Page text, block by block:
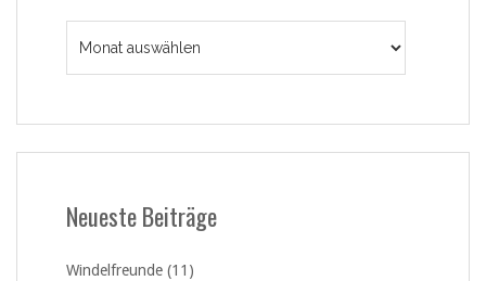
Neueste Beiträge
Windelfreunde (11)